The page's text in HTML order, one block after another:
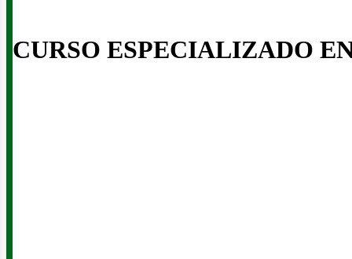
CURSO ESPECIALIZADO